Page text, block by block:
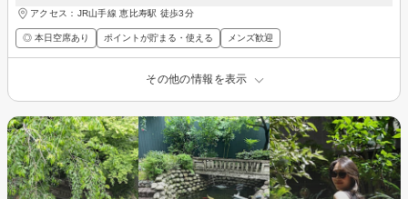
アクセス：JR山手線 恵比寿駅 徒歩3分
◎ 本日空席あり ポイントが貯まる・使える メンズ歓迎
その他の情報を表示